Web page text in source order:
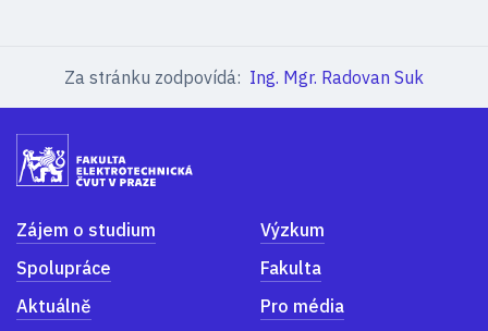
Za stránku zodpovídá: Ing. Mgr. Radovan Suk
Zájem o studium
Výzkum
Spolupráce
Fakulta
Aktuálně
Pro média